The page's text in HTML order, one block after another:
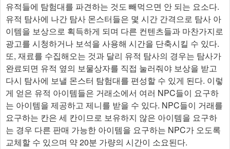
유적들에 탐험대를 파견하는 것도 빼먹으면 안 되는 요소다.
유적 탐사에 나간 탐사 몬스터들은 몇 시간 간격으로 탐사 아
이템을 보상으로 획득하게 되며 다른 컨텐츠들과 마찬가지로
광고를 시청하거나 보석을 사용해 시간을 단축시킬 수 있다.
또, 재료를 수집해오는 것과 달리 유적 탐사의 경우는 탐사가
완료되면 유적 옆의 보물상자를 직접 눌러줘야 보상을 받고
다시 탐사에 보낼 몬스터 탐험대를 편성할 수 있게 된다. 이렇
게 얻은 유적 아이템들은 거래소에서 여러 NPC들이 요구하
는 아이템을 제공하고 제니를 받을 수 있다. NPC들이 거래를
요구하는 칸은 세 칸이므로 보유하지 않은 아이템을 요구하
는 경우 다른 판매 가능한 아이템을 요구하는 NPC가 오도록
교체할 수 있으며 약 20분 가량의 시간이 소요된다.